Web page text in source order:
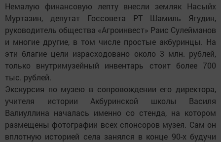
Немалую финансовую лепту внесли земляк Насыйх
Муртазин, депутат Госсовета РТ Шамиль Ягудин,
руководитель общества «Агроинвест» Раис Сулейманов
и многие другие, в том числе простые акбуринцы. На
эти благие цели израсходовано около 3 млн. рублей,
только внутримузейный инвентарь стоит более 700
тыс. рублей.
Экскурсия по музею в сопровождении его директора,
учителя истории Акбуринской школы Василя
Валиуллина началась именно со стенда, на котором
размещены фотографии всех спонсоров музея. Сам он
вплотную историей села занялся в конце 90-х будучи